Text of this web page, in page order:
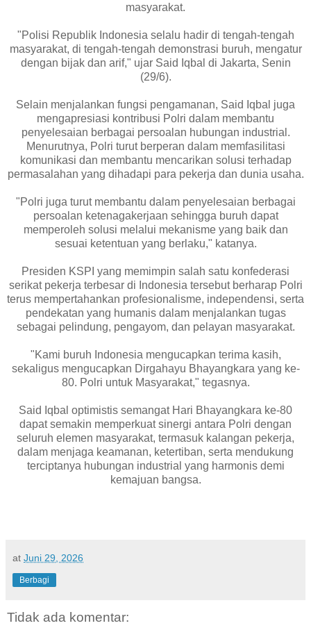
masyarakat.
"Polisi Republik Indonesia selalu hadir di tengah-tengah
masyarakat, di tengah-tengah demonstrasi buruh, mengatur
dengan bijak dan arif," ujar Said Iqbal di Jakarta, Senin
(29/6).
Selain menjalankan fungsi pengamanan, Said Iqbal juga
mengapresiasi kontribusi Polri dalam membantu
penyelesaian berbagai persoalan hubungan industrial.
Menurutnya, Polri turut berperan dalam memfasilitasi
komunikasi dan membantu mencarikan solusi terhadap
permasalahan yang dihadapi para pekerja dan dunia usaha.
"Polri juga turut membantu dalam penyelesaian berbagai
persoalan ketenagakerjaan sehingga buruh dapat
memperoleh solusi melalui mekanisme yang baik dan
sesuai ketentuan yang berlaku," katanya.
Presiden KSPI yang memimpin salah satu konfederasi
serikat pekerja terbesar di Indonesia tersebut berharap Polri
terus mempertahankan profesionalisme, independensi, serta
pendekatan yang humanis dalam menjalankan tugas
sebagai pelindung, pengayom, dan pelayan masyarakat.
"Kami buruh Indonesia mengucapkan terima kasih,
sekaligus mengucapkan Dirgahayu Bhayangkara yang ke-
80. Polri untuk Masyarakat," tegasnya.
Said Iqbal optimistis semangat Hari Bhayangkara ke-80
dapat semakin memperkuat sinergi antara Polri dengan
seluruh elemen masyarakat, termasuk kalangan pekerja,
dalam menjaga keamanan, ketertiban, serta mendukung
terciptanya hubungan industrial yang harmonis demi
kemajuan bangsa.
at Juni 29, 2026
Berbagi
Tidak ada komentar: